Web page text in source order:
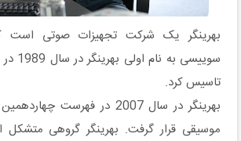
بهرینگر یک شرکت تجهیزات صوتی
تاسیس کرد.
بهرینگر در سال 2007 در فهرست
موسیقی قرار گرفت. بهرینگر گروهی